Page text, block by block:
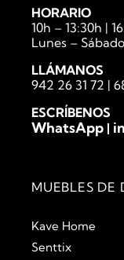
HORARIO
10h – 13:30h |
Lunes – Sábado
LLÁMANOS
942 26 31 72 |
ESCRÍBENOS
WhatsApp|
MUEBLES DE
Kave Home
Senttix